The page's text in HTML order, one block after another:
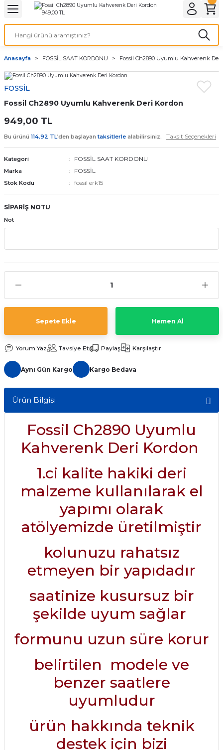
& ELEKTİRİK AYDINLATMA & ELEKTRİK
ve Cihaz Pilleri
ÇEŞİTLERİ
Kordon Çeşitleri
saat kordonu
Kordonları
Anasayfa FOSSİL SAAT KORDONU Fossil Ch2890 Uyumlu Kahverenk
FOSSİL
Fossil Ch2890 Uyumlu Kahverenk Deri Kordon
949,00 TL
Bu ürünü 114,92 TL’den başlayantaksitlerle alabilirsiniz. Taksit Seçenekleri
Kategori FOSSİL SAAT KORDONU
Marka FOSSİL
Stok Kodu fossil erk15
SİPARİŞ NOTU
Not
Sepete Ekle Hemen Al
Yorum Yaz Tavsiye Et Paylaş Karşılaştır
Aynı Gün Kargo Kargo Bedava
Ürün Bilgisi
Fossil Ch2890 Uyumlu
Kahverenk Deri Kordon
1.ci kalite hakiki deri
malzeme kullanılarak el
yapımı olarak
atölyemizde üretilmiştir
kolunuzu rahatsız
etmeyen bir yapıdadır
saatinize kusursuz bir
şekilde uyum sağlar
formunu uzun süre korur
belirtilen modele ve
benzer saatlere
uyumludur
ürün hakkında teknik
destek için bizi